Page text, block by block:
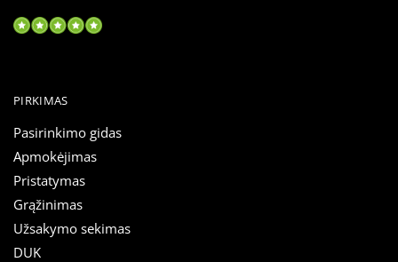
PIRKIMAS
Pasirinkimo gidas
Apmokėjimas
Pristatymas
Grąžinimas
Užsakymo sekimas
DUK